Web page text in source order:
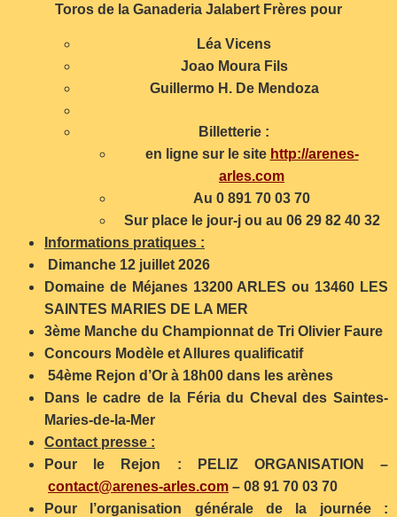
Toros de la Ganaderia Jalabert Frères pour
Léa Vicens
Joao Moura Fils
Guillermo H. De Mendoza
Billetterie :
en ligne sur le site http://arenes-
arles.com
Au 0 891 70 03 70
Sur place le jour-j ou au 06 29 82 40 32
Informations pratiques :
Dimanche 12 juillet 2026
Domaine de Méjanes 13200 ARLES ou 13460 LES
SAINTES MARIES DE LA MER
3ème Manche du Championnat de Tri Olivier Faure
Concours Modèle et Allures qualificatif
54ème Rejon d’Or à 18h00 dans les arènes
Dans le cadre de la Féria du Cheval des Saintes-
Maries-de-la-Mer
Contact presse :
Pour le Rejon : PELIZ ORGANISATION –
contact@arenes-arles.com – 08 91 70 03 70
Pour l’organisation générale de la journée :